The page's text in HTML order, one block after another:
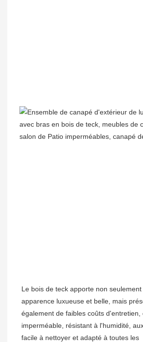
Le bois de teck apporte non
apparence luxueuse et belle, mais
également de faibles coûts d'entretien,
imperméable, résistant à l'humidité,
facile à nettoyer et adapté à toutes les